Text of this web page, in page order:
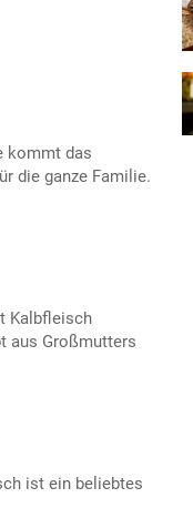
kommt das
die ganze Familie.
Kalbfleisch
aus Großmutters
ist ein beliebtes